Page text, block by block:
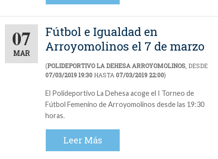
07
MAR
Fútbol e Igualdad en
Arroyomolinos el 7 de marzo
(POLIDEPORTIVO LA DEHESA ARROYOMOLINOS, DESDE
07/03/2019 19:30 HASTA07/03/2019 22:00)
El Polideportivo La Dehesa acoge el I Torneo de
Fútbol Femenino de Arroyomolinos desde las 19:30
horas.
Leer Más